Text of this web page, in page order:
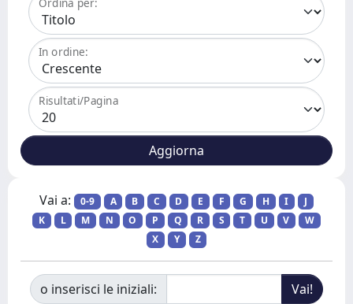
Ordina per:
In ordine:
Risultati/Pagina
Vai a: 0-9 A B C D E F G H I
J
K
L M N O P Q R S T U V
W
X
Y Z
o inserisci le iniziali: